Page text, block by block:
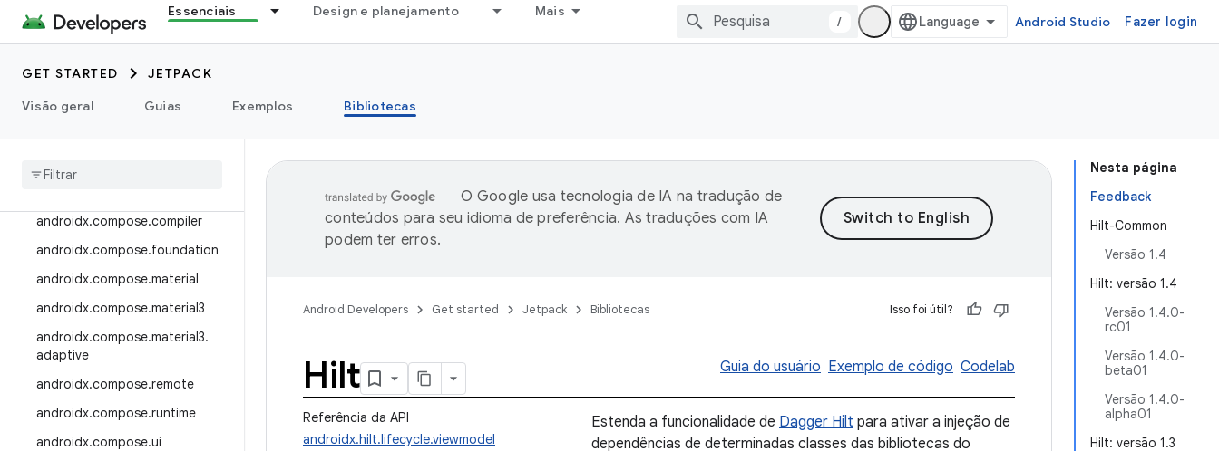
Essenciais Design e planejamento Mais
/ Android Studio Fazer login
GET STARTED
JETPACK
Visão geral
Guias Exemplos Bibliotecas
androidx.camera.viewfinder
androidx.car
androidx.car.app
androidx.cardview
androidx.compose.compiler
androidx.compose.foundation
androidx.compose.material
androidx.compose.material3
androidx.compose.material3.
adaptive
androidx.compose.remote
androidx.compose.runtime
androidx.compose.ui
Nesta página
Feedback
Hilt-Common
Versão 1.4
Hilt: versão 1.4
Versão 1.4.0-
rc01
Versão 1.4.0-
beta01
Versão 1.4.0-
alpha01
Hilt: versão 1.3
O Google usa tecnologia de IA na tradução de
conteúdos para seu idioma de preferência. As traduções com IA
podem ter erros.
Android Developers Get started Jetpack Bibliotecas Isso foi útil?
Hilt Guia do usuário Exemplo de código Codelab
Referência da API
androidx.hilt.lifecycle.viewmodel
Estenda a funcionalidade de Dagger Hilt para ativar a injeção de
dependências de determinadas classes das bibliotecas do